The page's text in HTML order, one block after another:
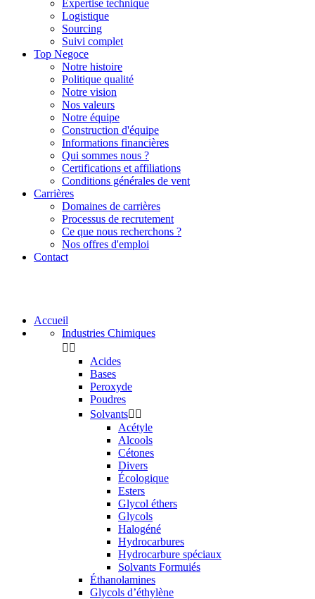
Expertise technique
Logistique
Sourcing
Suivi complet
Top Negoce
Notre histoire
Politique qualité
Notre vision
Nos valeurs
Notre équipe
Construction d'équipe
Informations financières
Qui sommes nous ?
Certifications et affiliations
Conditions générales de vent
Carrières
Domaines de carrières
Processus de recrutement
Ce que nous recherchons ?
Nos offres d'emploi
Contact
Accueil
Industries Chimiques
 
Acides
Bases
Peroxyde
Poudres
Solvants 
Acétyle
Alcools
Cétones
Divers
Écologique
Esters
Glycol éthers
Glycols
Halogéné
Hydrocarbures
Hydrocarbure spéciaux
Solvants Formuiés
Éthanolamines
Glycols d’éthylène